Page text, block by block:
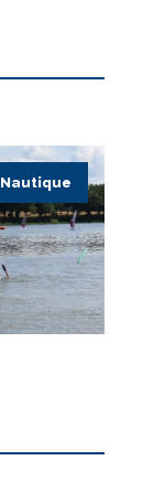
Nautique